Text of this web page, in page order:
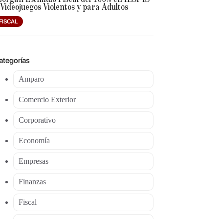
Violentos y para Adultos
Amparo
Comercio Exterior
Corporativo
Economía
Empresas
Finanzas
Fiscal